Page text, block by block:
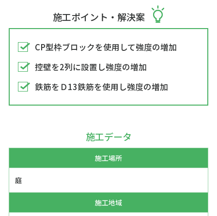
施工ポイント・解決案
CP型枠ブロックを使用して強度の増加
控壁を2列に設置し強度の増加
鉄筋をＤ13鉄筋を使用し強度の増加
施工データ
施工場所
庭
施工地域